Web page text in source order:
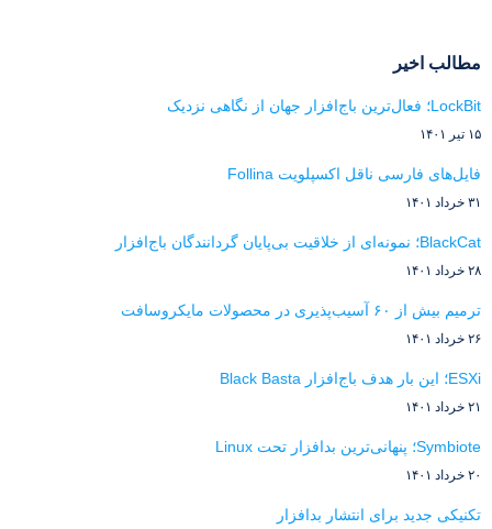
مطالب اخیر
LockBit؛ فعال‌ترین باج‌افزار جهان از نگاهی نزدیک
۱۵ تیر ۱۴۰۱
فایل‌های فارسی ناقل اکسپلویت Follina
۳۱ خرداد ۱۴۰۱
BlackCat؛ نمونه‌ای از خلاقیت بی‌پایان گردانندگان باج‌افزار
۲۸ خرداد ۱۴۰۱
ترمیم بیش از ۶۰ آسیب‌پذیری در محصولات مایکروسافت
۲۶ خرداد ۱۴۰۱
ESXi؛ این بار هدف باج‌افزار Black Basta
۲۱ خرداد ۱۴۰۱
Symbiote؛ پنهانی‌ترین بدافزار تحت Linux
۲۰ خرداد ۱۴۰۱
تکنیکی جدید برای انتشار بدافزار